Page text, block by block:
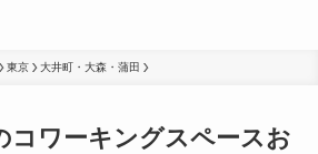
東京 大井町・大森・蒲田
コワーキングスペースお